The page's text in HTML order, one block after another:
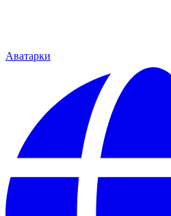
Аватарки